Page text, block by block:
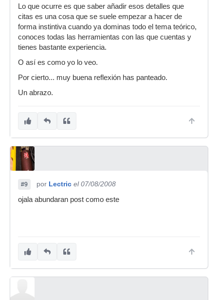
Lo que ocurre es que saber añadir esos detalles que
citas es una cosa que se suele empezar a hacer de
forma instintiva cuando ya dominas todo el tema teórico,
conoces todas las herramientas con las que cuentas y
tienes bastante experiencia.
O así es como yo lo veo.
Por cierto... muy buena reflexión has panteado.
Un abrazo.
#9 por Lectric el 07/08/2008
ojala abundaran post como este